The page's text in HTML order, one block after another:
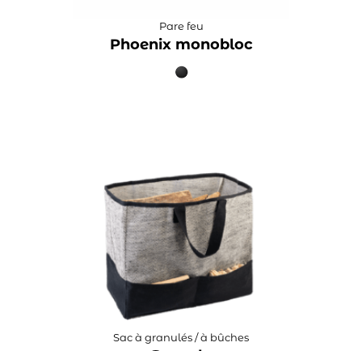
Pare feu
Phoenix monobloc
Sac à granulés / à bûches